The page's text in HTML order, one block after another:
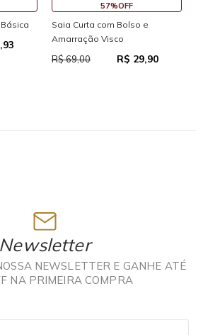
57%OFF
Saia Curta com Bolso e
Amarração Visco
R$ 69,00 R$ 29,90
Newsletter
NEWSLETTER E GANHE ATÉ
NA PRIMEIRA COMPRA